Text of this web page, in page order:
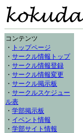
コンテンツ
・ トップページ
・ サークル情報トップ
・ サークル情報登録
・ サークル情報変更
・ サークル掲示板
・ サークルスケジュー
ル表
・ 学部掲示板
・ イベント情報
・ 学部サイト情報